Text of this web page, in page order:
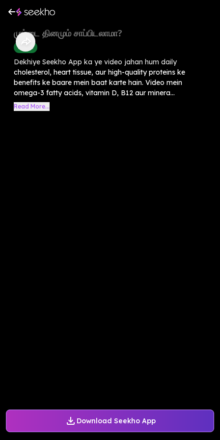
Download Seekho App
முட்டை தினமும் சாப்பிடலாமா?
Health
Dekhiye Seekho App ka ye video jahan hum daily
cholesterol, heart tissue, aur high-quality proteins ke
benefits ke baare mein baat karte hain. Video mein
omega-3 fatty acids, vitamin D, B12 aur minera...
Read More...